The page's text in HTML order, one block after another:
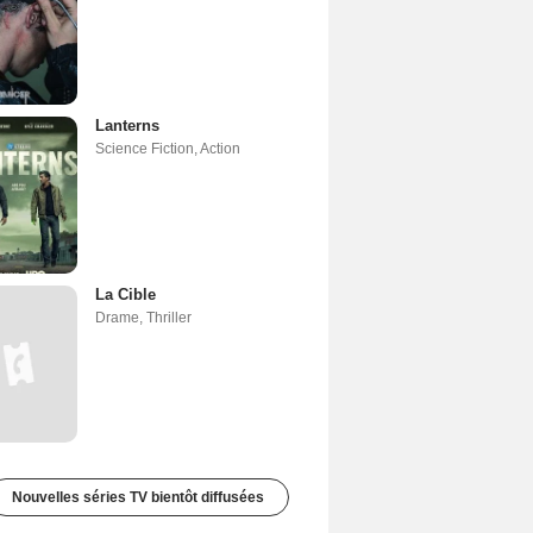
Lanterns
Science Fiction,Action
La Cible
Drame, Thriller
Nouvelles séries TV bientôt diffusées